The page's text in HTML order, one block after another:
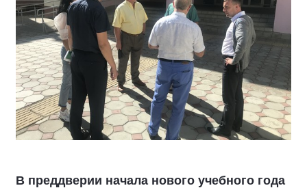
В преддверии начала нового учебного года